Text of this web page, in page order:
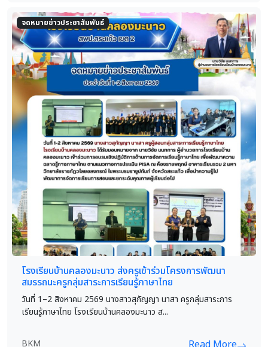
จดหมายข่าวประชาสัมพันธ์
โรงเรียนบ้านคลองมะนาว ส่งครูเข้าร่วมโครงการพัฒนา
สมรรถนะครูกลุ่มสาระการเรียนรู้ภาษาไทย
วันที่ 1–2 สิงหาคม 2569 นางสาวสุกัญญา นาสา ครูกลุ่มสาระการ
เรียนรู้ภาษาไทย โรงเรียนบ้านคลองมะนาว ส...
BKM